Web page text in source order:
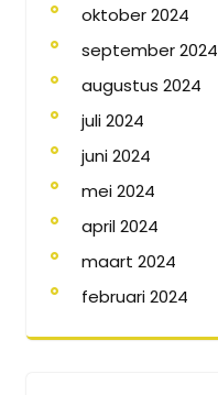
oktober 2024
september 2024
augustus 2024
juli 2024
juni 2024
mei 2024
april 2024
maart 2024
februari 2024